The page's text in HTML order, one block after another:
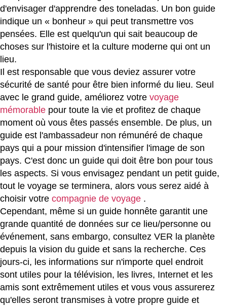
d'envisager d'apprendre des toneladas. Un bon guide
indique un « bonheur » qui peut transmettre vos
pensées. Elle est quelqu'un qui sait beaucoup de
choses sur l'histoire et la culture moderne qui ont un
lieu.
Il est responsable que vous deviez assurer votre
sécurité de santé pour être bien informé du lieu. Seul
avec le grand guide, améliorez votre voyage
mémorable pour toute la vie et profitez de chaque
moment où vous êtes passés ensemble. De plus, un
guide est l'ambassadeur non rémunéré de chaque
pays qui a pour mission d'intensifier l'image de son
pays. C'est donc un guide qui doit être bon pour tous
les aspects. Si vous envisagez pendant un petit guide,
tout le voyage se terminera, alors vous serez aidé à
choisir votre compagnie de voyage .
Cependant, même si un guide honnête garantit une
grande quantité de données sur ce lieu/personne ou
événement, sans embargo, consultez VER la planète
depuis la vision du guide et sans la recherche. Ces
jours-ci, les informations sur n'importe quel endroit
sont utiles pour la télévision, les livres, Internet et les
amis sont extrêmement utiles et vous vous assurerez
qu'elles seront transmises à votre propre guide et